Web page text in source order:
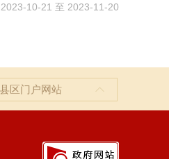
2023-10-21 至 2023-11-20
区门户网站